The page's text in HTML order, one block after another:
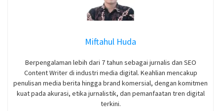
Miftahul Huda
Berpengalaman lebih dari 7 tahun sebagai jurnalis dan SEO
Content Writer di industri media digital. Keahlian mencakup
penulisan media berita hingga brand komersial, dengan komitmen
kuat pada akurasi, etika jurnalistik, dan pemanfaatan tren digital
terkini.